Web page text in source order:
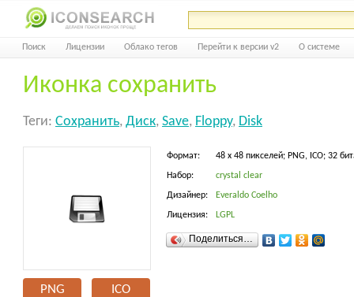
Поиск Лицензии Облако тегов Перейти к версии v2 О системе
Иконка сохранить
Теги: Сохранить, Диск, Save, Floppy, Disk
PNG ICO
Формат: 48 x 48 пикселей; PNG, ICO; 32
Набор: crystal clear
Дизайнер: Everaldo Coelho
Лицензия: LGPL
Поделиться…